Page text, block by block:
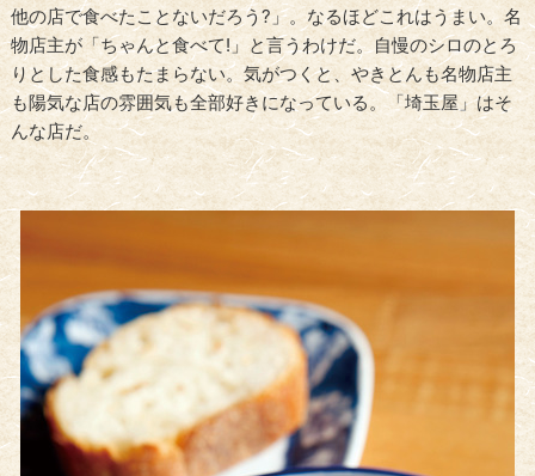
他の店で食べたことないだろう?」。なるほどこれはうまい。名
物店主が「ちゃんと食べて!」と言うわけだ。自慢のシロのとろ
りとした食感もたまらない。気がつくと、やきとんも名物店主
も陽気な店の雰囲気も全部好きになっている。「埼玉屋」はそ
んな店だ。